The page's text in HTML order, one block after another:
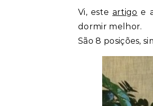
Vi, este artigo e
dormir melhor.
São 8 posições,